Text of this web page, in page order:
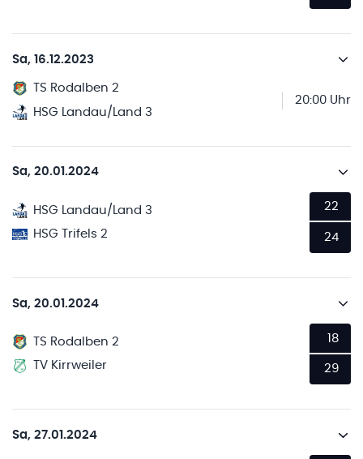
Sa, 16.12.2023
TS Rodalben 2
HSG Landau/Land 3
20:00 Uhr
Sa, 20.01.2024
HSG Landau/Land 3
HSG Trifels 2
22
24
Sa, 20.01.2024
TS Rodalben 2
TV Kirrweiler
18
29
Sa, 27.01.2024